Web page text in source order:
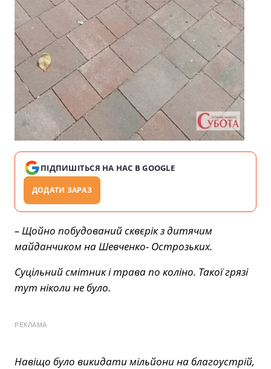
ПІДПИШІТЬСЯ НА НАС В GOOGLE
ДОДАТИ ЗАРАЗ
– Щойно побудований сквєрік з дитячим
майданчиком на Шевченко- Острозьких.
Суцільний смітник і трава по коліно. Такої грязі
тут ніколи не було.
РЕКЛАМА
Навіщо було викидати мільйони на благоустрій,